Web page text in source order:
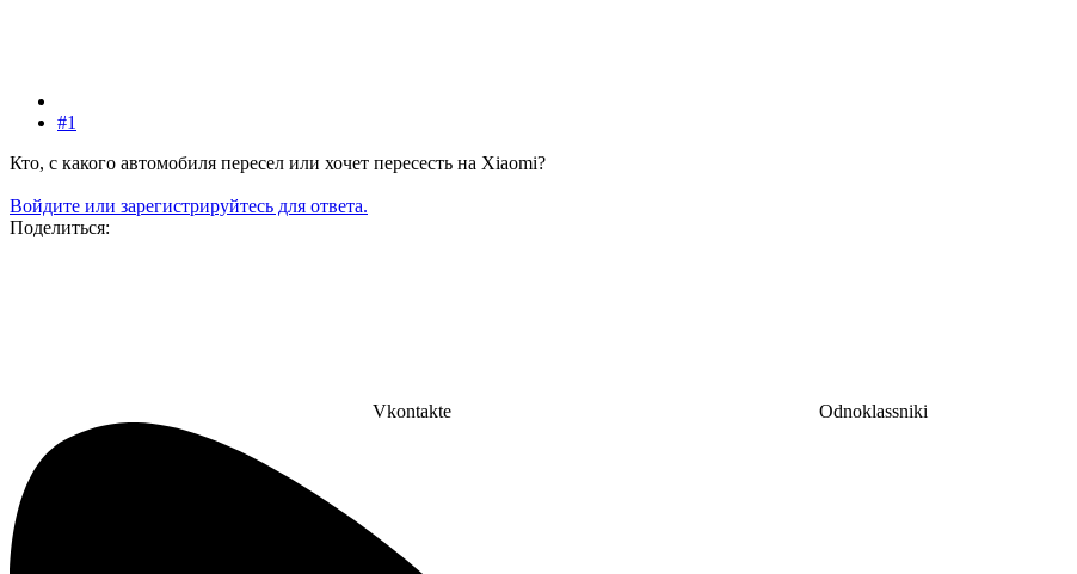
#1
Кто, с какого автомобиля пересел или хочет пересесть на Xiaomi?
Войдите или зарегистрируйтесь для ответа.
Поделиться:
Vkontakte Odnoklassniki